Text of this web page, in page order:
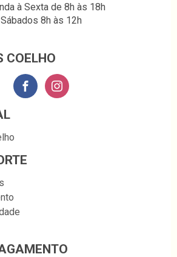
à Sexta de 8h às 18h
Sábados 8h às 12h
COELHO